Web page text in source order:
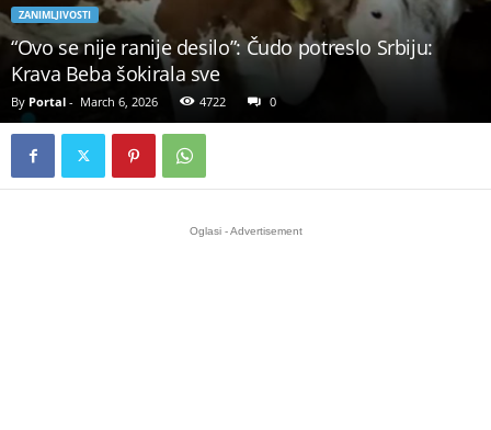
ZANIMLJIVOSTI
“Ovo se nije ranije desilo”: Čudo potreslo Srbiju:
Krava Beba šokirala sve
By Portal - March 6, 2026 4722 0
Oglasi - Advertisement